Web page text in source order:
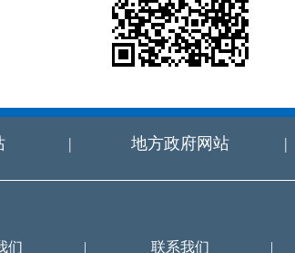
| 地方政府网站 |
们 | 联系我们 |